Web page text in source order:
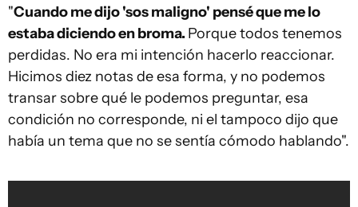
"Cuando me dijo 'sos maligno' pensé que me lo
estaba diciendo en broma. Porque todos tenemos
perdidas. No era mi intención hacerlo reaccionar.
Hicimos diez notas de esa forma, y no podemos
transar sobre qué le podemos preguntar, esa
condición no corresponde, ni el tampoco dijo que
había un tema que no se sentía cómodo hablando".